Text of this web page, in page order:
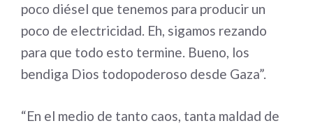
poco diésel que tenemos para producir un
poco de electricidad. Eh, sigamos rezando
para que todo esto termine. Bueno, los
bendiga Dios todopoderoso desde Gaza”.
“En el medio de tanto caos, tanta maldad de